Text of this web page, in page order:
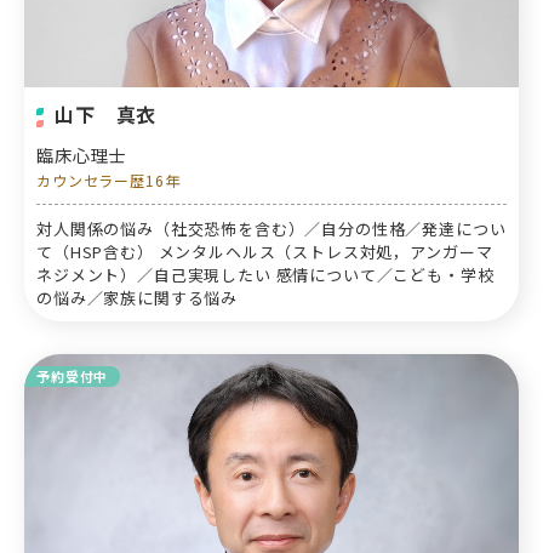
山下 真衣
臨床心理士
カウンセラー歴16年
対人関係の悩み（社交恐怖を含む）／自分の性格／発達につい
て（HSP含む） メンタルヘルス（ストレス対処，アンガーマ
ネジメント）／自己実現したい 感情について／こども・学校
の悩み／家族に関する悩み
予約受付中